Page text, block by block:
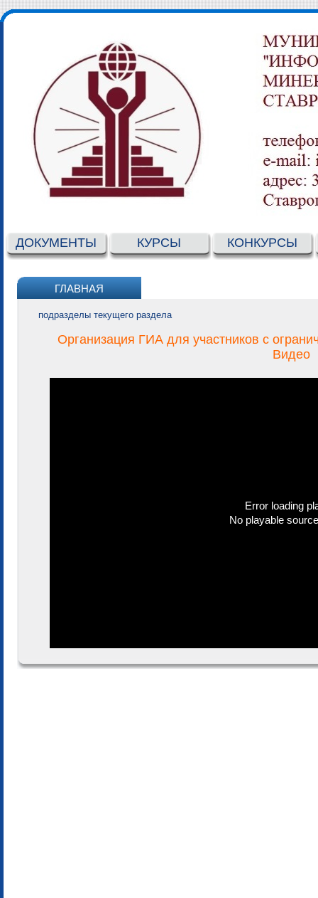
ДОКУМЕНТЫ КУРСЫ КОНКУРСЫ
ГЛАВНАЯ
подразделы текущего раздела
Организация ГИА для участников с
Видео
Error loading
No playable